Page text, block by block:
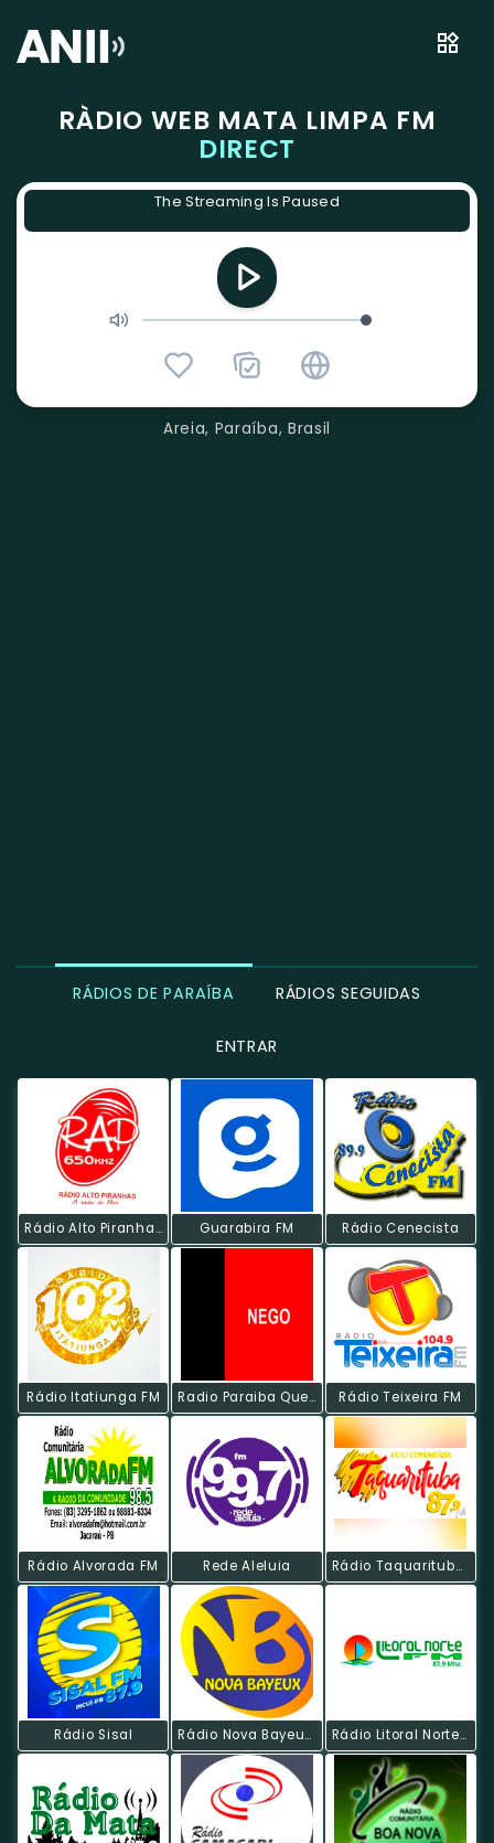
RÀDIO WEB MATA LIMPA FM
DIRECT
The Streaming Is Paused
Areia, Paraíba, Brasil
RÁDIOS DE PARAÍBA RÁDIOS SEGUIDAS
ENTRAR
Rádio Alto Piranhas Guarabira FM Rádio Cenecista
Rádio Itatiunga FM Radio Paraiba Que Eu Amo Rádio Teixeira FM
Rádio Alvorada FM Rede Aleluia Rádio Taquarituba FM
Rádio Sisal Rádio Nova Bayeux Web Rádio Litoral Norte FM